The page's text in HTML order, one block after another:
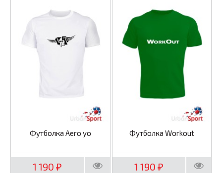
Футболка Aero yo
1 190₽
Футболка Workout
1 190 ₽